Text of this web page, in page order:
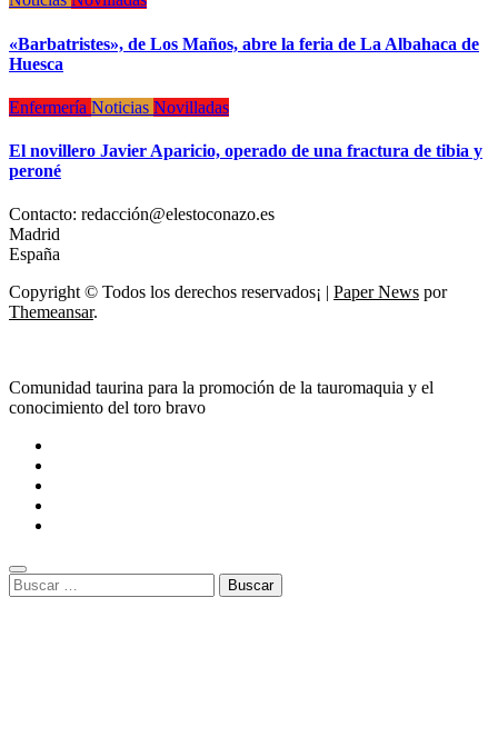
«Barbatristes», de Los Maños, abre la feria de La Albahaca de
Huesca
Enfermería Noticias Novilladas
El novillero Javier Aparicio, operado de una fractura de tibia y
peroné
Contacto: redacción@elestoconazo.es
Madrid
España
Copyright © Todos los derechos reservados¡
Paper News por
Themeansar.
Comunidad taurina para la promoción de la tauromaquia y el
conocimiento del toro bravo
Buscar: